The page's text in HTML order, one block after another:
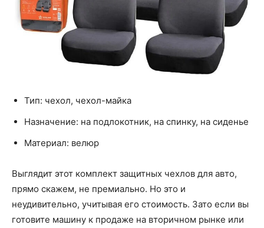
Тип: чехол, чехол-майка
Назначение: на подлокотник, на спинку, на сиденье
Материал: велюр
Выглядит этот комплект защитных чехлов для авто,
прямо скажем, не премиально. Но это и
неудивительно, учитывая его стоимость. Зато если вы
готовите машину к продаже на вторичном рынке или